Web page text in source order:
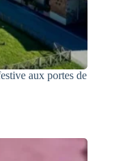
aux portes de